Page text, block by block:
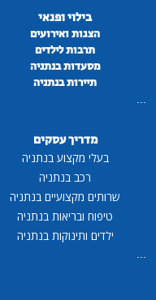
בילוי ופנאי
הצגות ואירועים
תרבות לילדים
מסעדות בנתניה
תיירות בנתניה
מדריך עסקים
בעלי מקצוע בנתניה
רכב בנתניה
שרותים מקצועיים בנתניה
טיפוח ובריאות בנתניה
ילדים ותינוקות בנתניה